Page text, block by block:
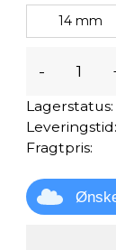
14 mm
-
Lagerstatus:
Leveringstid:
Fragtpris: